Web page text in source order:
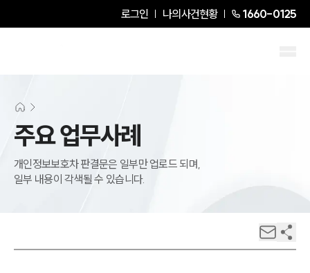
로그인 나의사건현황 1660-0125
주요 업무사례
개인정보보호차 판결문은 일부만 업로드 되며,
일부 내용이 각색될 수 있습니다.